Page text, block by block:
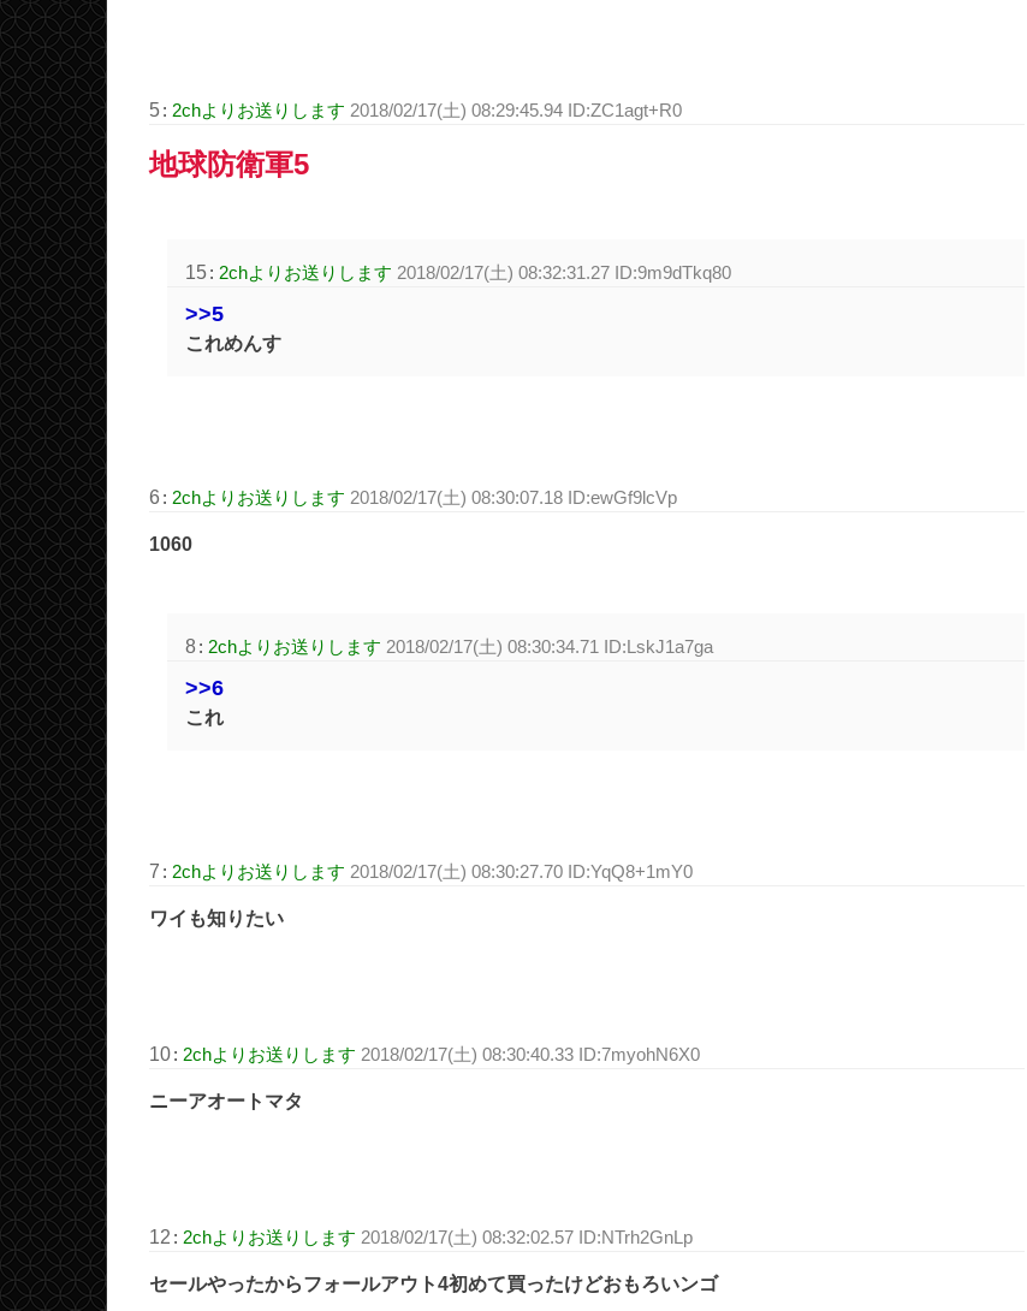
5: 2chよりお送りします 2018/02/17(土) 08:29:45.94 ID:ZC1agt+R0
地球防衛軍5
15: 2chよりお送りします 2018/02/17(土) 08:32:31.27 ID:9m9dTkq80
>>5
これめんす
6 : 2chよりお送りします 2018/02/17(土) 08:30:07.18 ID:ewGf9lcVp
1060
8: 2chよりお送りします 2018/02/17(土) 08:30:34.71 ID:LskJ1a7ga
>>6
これ
7 : 2chよりお送りします 2018/02/17(土) 08:30:27.70 ID:YqQ8+1mY0
ワイも知りたい
10: 2chよりお送りします 2018/02/17(土) 08:30:40.33 ID:7myohN6X0
ニーアオートマタ
12 : 2chよりお送りします 2018/02/17(土) 08:32:02.57 ID:NTrh2GnLp
セールやったからフォールアウト4初めて買ったけどおもろいンゴ